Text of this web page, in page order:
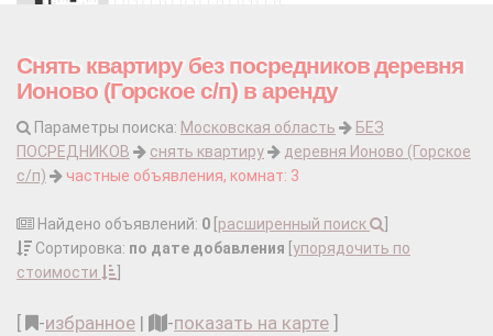
Снять квартиру без посредников деревня
Ионово (Горское с/п) в аренду
Параметры поиска: Московская область
БЕЗ
ПОСРЕДНИКОВ
снять квартиру
деревня Ионово (Горское
с/п)
частные объявления, комнат: 3
Найдено объявлений: 0 расширенный поиск
Сортировка: по дате добавления упорядочить по
стоимости
-избранное | -показать на карте